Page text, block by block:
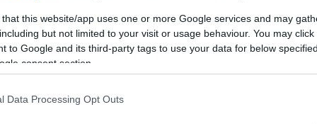
that this website/app uses one or more Google services and may
but not limited to your visit or usage behaviour. You may
to Google and its third-party tags to use your data for below
consent section.
Data Processing Opt Outs